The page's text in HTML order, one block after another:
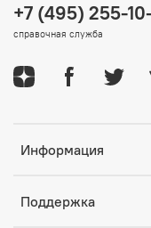
Информация
Поддержка
+7 (495) 255-
справочная служба